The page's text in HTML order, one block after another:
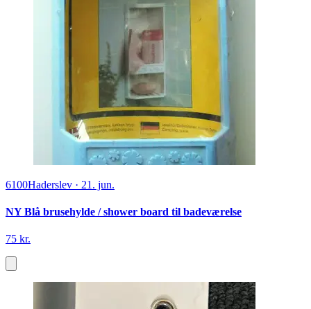
6100Haderslev · 21. jun.
NY Blå brusehylde / shower board til badeværelse
75 kr.